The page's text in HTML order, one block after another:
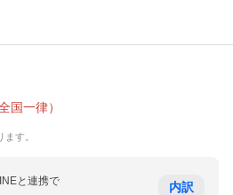
国一律）
す。
と連携で 内訳